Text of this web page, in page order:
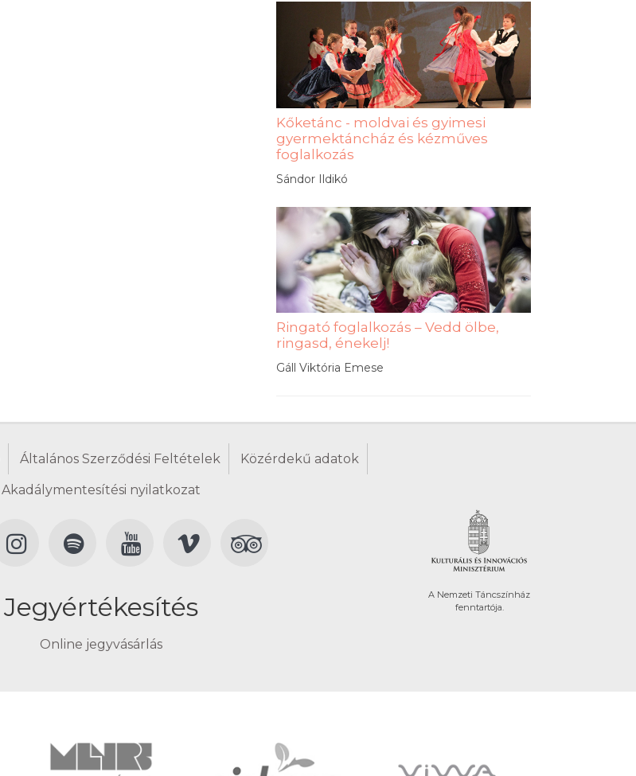
Kőketánc - moldvai és gyimesi
gyermektáncház és kézműves
foglalkozás
Sándor Ildikó
Ringató foglalkozás – Vedd ölbe,
ringasd, énekelj!
Gáll Viktória Emese
Általános Szerződési Feltételek Közérdekű adatok
Akadálymentesítési nyilatkozat
Jegyértékesítés
Online jegyvásárlás
A Nemzeti Táncszínház
fenntartója.